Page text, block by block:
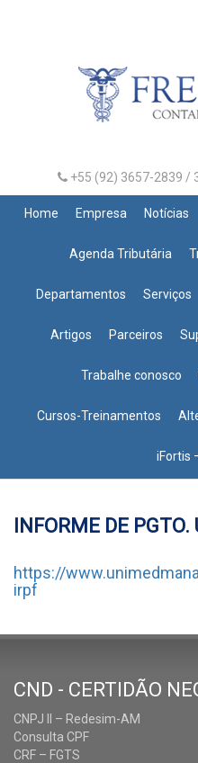
+55 (92) 3657-2839 /
Home Empresa Notícias
Agenda Tributária
Departamentos Serviços
Artigos Parceiros
Trabalhe conosco
Cursos-Treinamentos
iFortis
INFORME DE
https://
irpf
CND - CERTIDÃO
CNPJ II – Redesim-AM
Consulta CPF
CRF – FGTS